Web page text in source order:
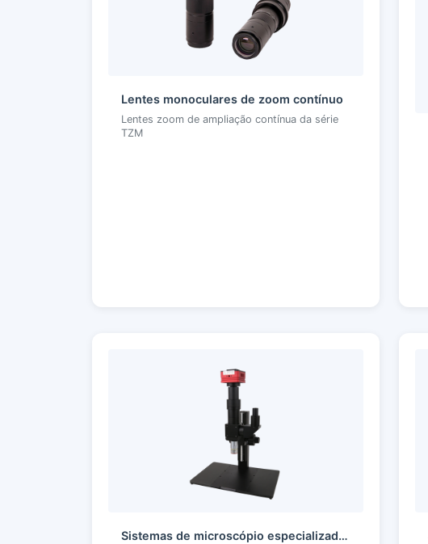
Lentes monoculares de zoom contínuo
Lentes zoom de ampliação contínua da série
TZM
Sistemas de microscópio especializados